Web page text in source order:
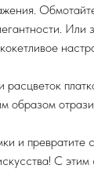
Или
образом
и
С